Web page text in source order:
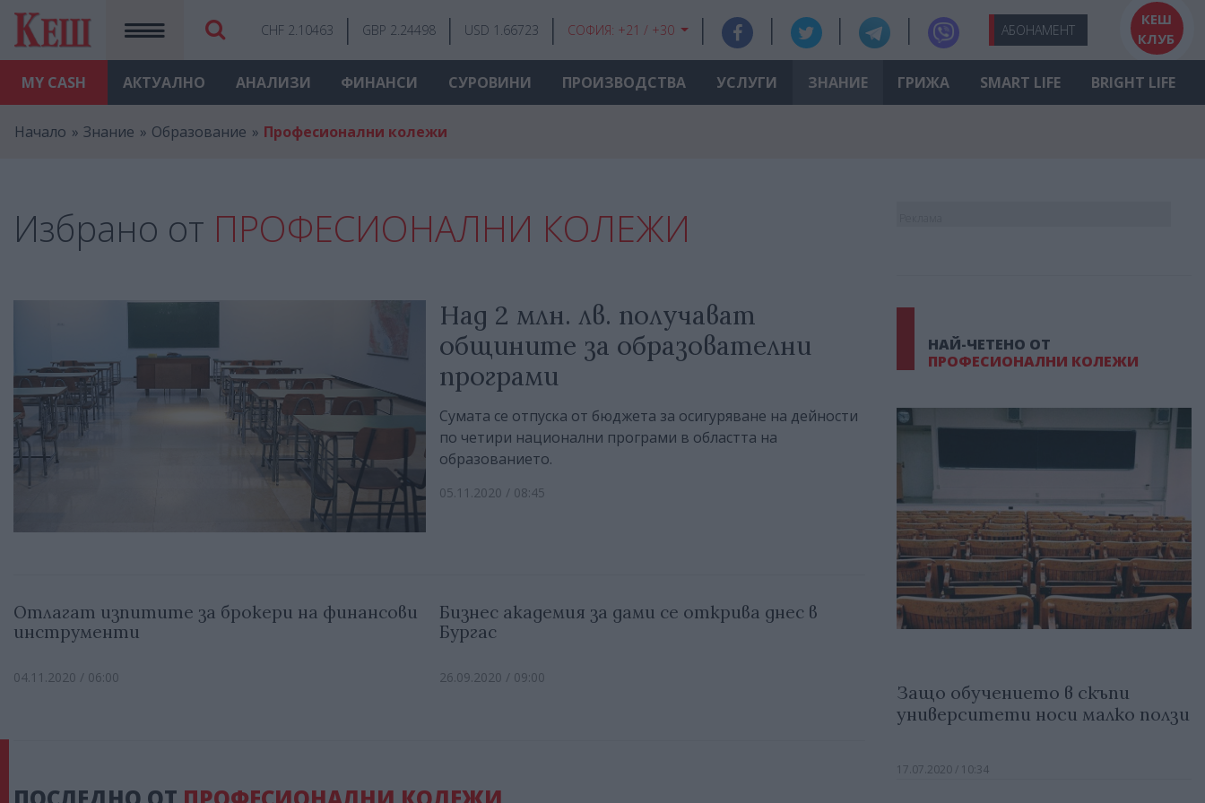
MY CASH
CHF 2.10463 GBP 2.24498 USD 1.66723 СОФИЯ: +21 / +30 АБОНАМЕНТ
КЕШ
КЛУБ
АКТУАЛНО АНАЛИЗИ ФИНАНСИ СУРОВИНИ ПРОИЗВОДСТВА УСЛУГИ ЗНАНИЕ ГРИЖА SMART LIFE BRIGHT LIFE
Начало Знание Образование Професионални колежи
Избрано от ПРОФЕСИОНАЛНИ КОЛЕЖИ
Над 2 млн. лв. получават
общините за образователни
програми
Сумата се отпуска от бюджета за осигуряване на дейности
по четири национални програми в областта на
образованието.
05.11.2020 / 08:45
Отлагат изпитите за брокери на финансови
инструменти
04.11.2020 / 06:00
Бизнес академия за дами се открива днес в
Бургас
26.09.2020 / 09:00
НАЙ-ЧЕТЕНО ОТ
ПРОФЕСИОНАЛНИ КОЛЕЖИ
Защо обучението в скъпи
университети носи малко ползи
17.07.2020 / 10:34